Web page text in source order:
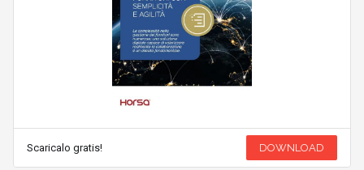
Scaricalo gratis! DOWNLOAD